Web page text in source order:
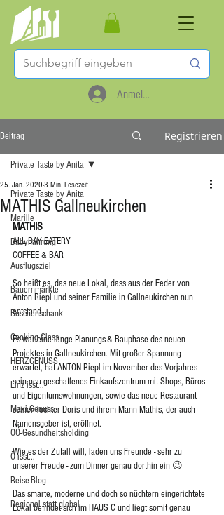
Anmelden
Beitrag Registrieren
Private Taste by Anita
Marille
Babynahrung
Ausflugsziel
Bauernmärkte
Buschenschank
Cooking Class
HERZGENUSS
Linz isst...
Maxi.Genuss
OÖ-Gesundheitsholding
Ö isst...
Reise-Blog
Regional statt global
Private Taste by Anita
MATHIS Gallneukirchen
25. Jan. 2020 3 Min. Lesezeit
MATHIS
ALL DAY EATERY
COFFEE & BAR
So heißt es, das neue Lokal, dass aus der Feder von
Anton Riepl und seiner Familie in Gallneukirchen nun
entstand.
Es war eine lange Planungs-& Bauphase des neuen
Projektes in Gallneukirchen. Mit großer Spannung
erwartet, hat ANTON Riepl im November des Vorjahres
sein neu geschaffenes Einkaufszentrum mit Shops, Büros
und Eigentumswohnungen, sowie das neue Restaurant
seiner Tochter Doris und ihrem Mann Mathis, der auch
Namensgeber ist, eröffnet.
Wie es der Zufall will, laden uns Freunde - sehr zu
unserer Freude - zum Dinner genau dorthin ein 😉
Das smarte, moderne und doch so nüchtern eingerichtete
Lokal befindet sich im HAUS C und liegt somit genau